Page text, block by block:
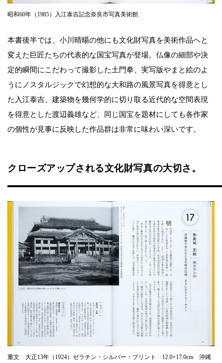
昭和60年（1985）入江泰吉記念奈良市写真美術館
本書後半では、小川晴暘の他にも文化財写真を美術作品へと
変えた巨匠たちの代表的な国宝写真が登場。仏像の細部や決
定的瞬間にこだわって撮影した土門拳、実写版やまと絵のよ
うにノスタルジックで幻想的な大和路の風景写真を得意とし
た入江泰吉、建築物を幾何学的に切り取る近代的な空間表現
を得意とした渡辺義雄など、同じ国宝を題材にしても各作家
の個性が見事に反映した作品群は非常に味わい深いです。
クローズアップされる文化財写真の大切さ。
重文 大正13年（1924）ゼラチン・シルバー・プリント 12.0×17.0cm 沖縄